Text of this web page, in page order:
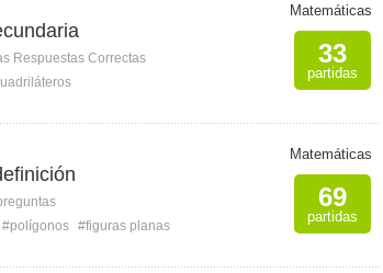
Respuestas Correctas
Matemáticas
33
partidas
#polígonos #figuras planas
Matemáticas
69
partidas